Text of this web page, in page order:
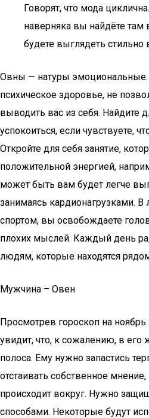
Говорят, что мода
наверняка вы найдёте
будете выглядеть стильно
Овны — натуры эмоциональные.
психическое здоровье, не
выводить вас из себя. Найдите
успокоиться, если чувствуете,
Откройте для себя занятие,
положительной энергией,
может быть вам будет легче
занимаясь кардионагрузками.
спортом, вы освобождаете
плохих мыслей. Каждый день
людям, которые находятся
Мужчина – Овен
Просмотрев гороскоп на
увидит, что, к сожалению, в его
полоса. Ему нужно запастись
отстаивать собственное
происходит вокруг. Нужно
способами. Некоторые будут